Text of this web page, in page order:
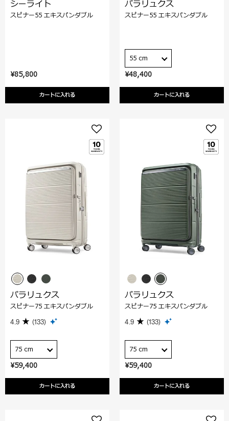
¥85,800
カートに入れる
シーライト
スピナー55 エキスパンダブル
¥48,400
カートに入れる
パラリュクス
スピナー55 エキスパンダブル
55 cm
¥59,400
カートに入れる
パラリュクス
スピナー75 エキスパンダブル
4.9 (133)
75 cm
¥59,400
カートに入れる
パラリュクス
スピナー75 エキスパンダブル
4.9 (133)
75 cm